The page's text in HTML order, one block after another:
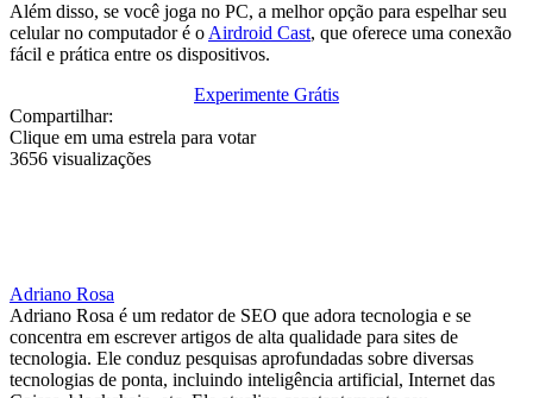
Além disso, se você joga no PC, a melhor opção para espelhar seu
celular no computador é oAirdroid Cast, que oferece uma conexão
fácil e prática entre os dispositivos.
Experimente Grátis
Compartilhar:
Clique em uma estrela para votar
3656 visualizações
Adriano Rosa
Adriano Rosa é um redator de SEO que adora tecnologia e se
concentra em escrever artigos de alta qualidade para sites de
tecnologia. Ele conduz pesquisas aprofundadas sobre diversas
tecnologias de ponta, incluindo inteligência artificial, Internet das